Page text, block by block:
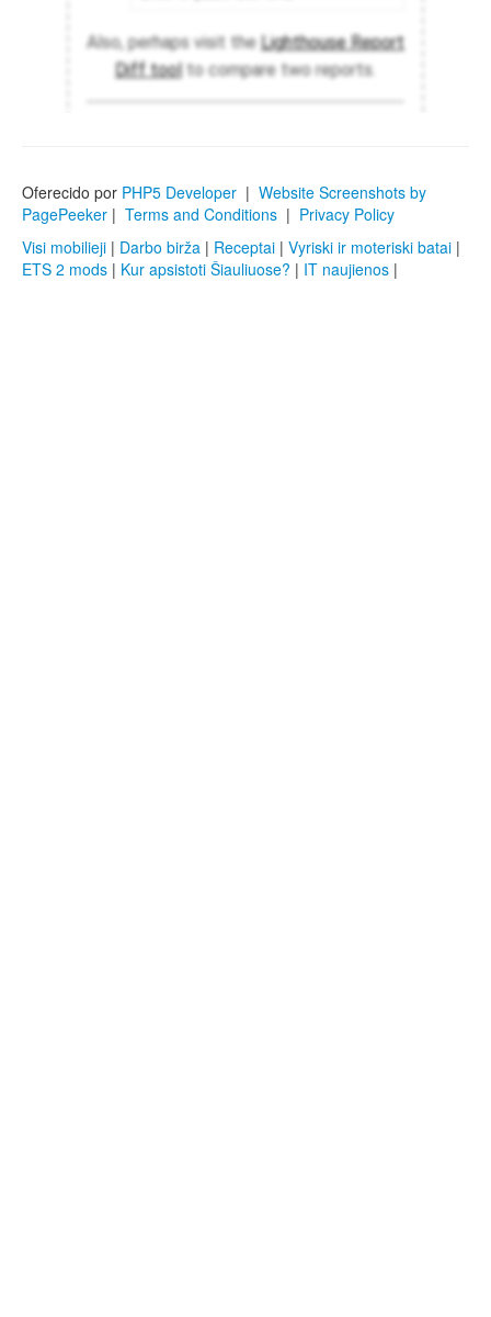
Oferecido por PHP5 Developer | Website Screenshots by
PagePeeker | Terms and Conditions | Privacy Policy
Visi mobilieji | Darbo birža | Receptai | Vyriski ir moteriski batai |
ETS 2 mods | Kur apsistoti Šiauliuose? | IT naujienos |